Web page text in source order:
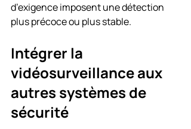
d’exigence imposent une détection
plus précoce ou plus stable.
Intégrer la
vidéosurveillance aux
autres systèmes de
sécurité